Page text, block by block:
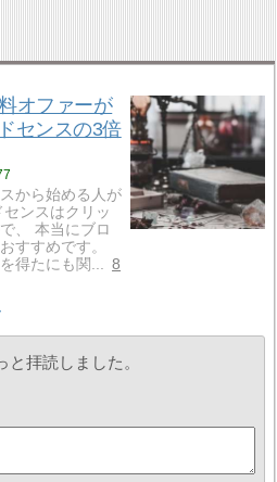
オファーが
センスの3倍
から始める人が
ンスはクリッ
、 本当にブロ
すすめです。
得たにも関...
8
と拝読しました。